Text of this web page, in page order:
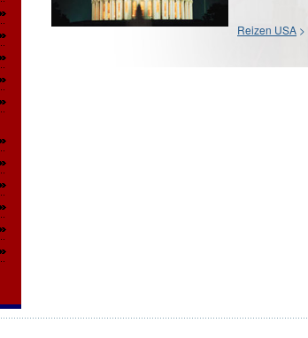
Reizen USA >